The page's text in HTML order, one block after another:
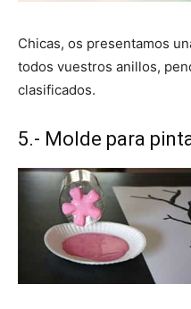
Chicas, os presentamos
todos vuestros anillos,
clasificados.
5.- Molde para